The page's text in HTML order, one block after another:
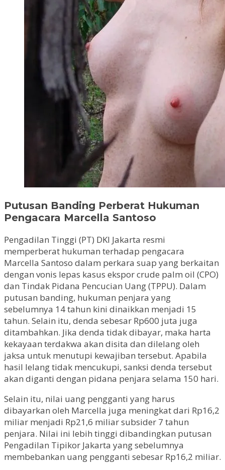
Putusan Banding Perberat Hukuman
Pengacara Marcella Santoso
Pengadilan Tinggi (PT) DKI Jakarta resmi
memperberat hukuman terhadap pengacara
Marcella Santoso dalam perkara suap yang berkaitan
dengan vonis lepas kasus ekspor crude palm oil (CPO)
dan Tindak Pidana Pencucian Uang (TPPU). Dalam
putusan banding, hukuman penjara yang
sebelumnya 14 tahun kini dinaikkan menjadi 15
tahun. Selain itu, denda sebesar Rp600 juta juga
ditambahkan. Jika denda tidak dibayar, maka harta
kekayaan terdakwa akan disita dan dilelang oleh
jaksa untuk menutupi kewajiban tersebut. Apabila
hasil lelang tidak mencukupi, sanksi denda tersebut
akan diganti dengan pidana penjara selama 150 hari.
Selain itu, nilai uang pengganti yang harus
dibayarkan oleh Marcella juga meningkat dari Rp16,2
miliar menjadi Rp21,6 miliar subsider 7 tahun
penjara. Nilai ini lebih tinggi dibandingkan putusan
Pengadilan Tipikor Jakarta yang sebelumnya
membebankan uang pengganti sebesar Rp16,2 miliar.